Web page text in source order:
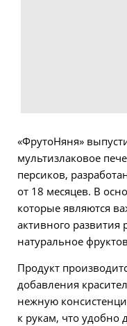
«ФрутоНяня»
мультизлаковое
персиков,
от 18 месяцев. В
которые являются
активного развития
натуральное
Продукт
добавления
нежную
к рукам, что удобно